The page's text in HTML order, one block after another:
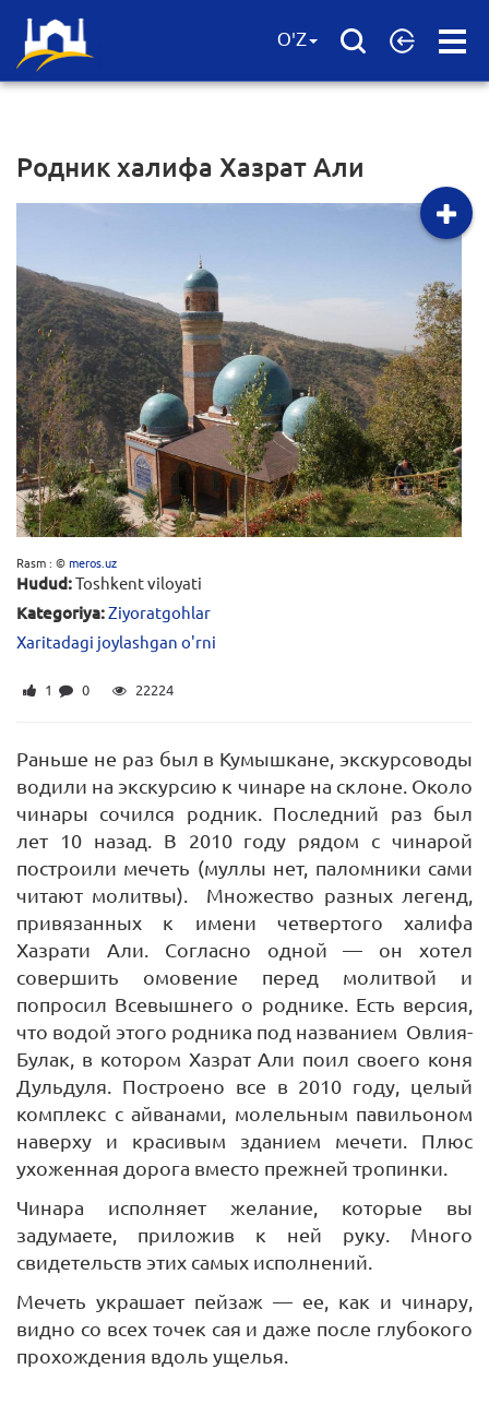
Open
O'Z
Родник халифа Хазрат Али
Rasm : ©meros.uz
Hudud:Toshkent viloyati
Kategoriya:Ziyoratgohlar
Xaritadagi joylashgan o'rni
1 0 22224
Раньше не раз был в Кумышкане, экскурсоводы
водили на экскурсию к чинаре на склоне. Около
чинары сочился родник. Последний раз был
лет 10 назад. В 2010 году рядом с чинарой
построили мечеть (муллы нет, паломники сами
читают молитвы). Множество разных легенд,
привязанных к имени четвертого халифа
Хазрати Али. Согласно одной — он хотел
совершить омовение перед молитвой и
попросил Всевышнего о роднике. Есть версия,
что водой этого родника под названием Овлия-
Булак, в котором Хазрат Али поил своего коня
Дульдуля. Построено все в 2010 году, целый
комплекс с айванами, молельным павильоном
наверху и красивым зданием мечети. Плюс
ухоженная дорога вместо прежней тропинки.
Чинара исполняет желание, которые вы
задумаете, приложив к ней руку. Много
свидетельств этих самых исполнений.
Мечеть украшает пейзаж — ее, как и чинару,
видно со всех точек сая и даже после глубокого
прохождения вдоль ущелья.